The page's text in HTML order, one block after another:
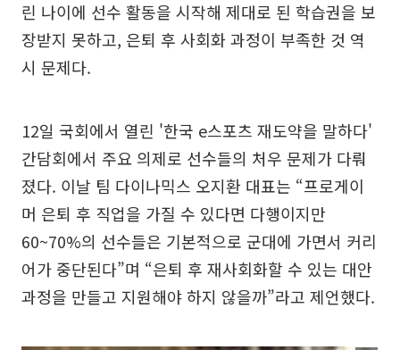
린 나이에 선수 활동을 시작해 제대로 된 학습권을 보
장받지 못하고, 은퇴 후 사회화 과정이 부족한 것 역
시 문제다.
12일 국회에서 열린 '한국 e스포츠 재도약을 말하다'
간담회에서 주요 의제로 선수들의 처우 문제가 다뤄
졌다. 이날 팀 다이나믹스 오지환 대표는 “프로게이
머 은퇴 후 직업을 가질 수 있다면 다행이지만
60~70%의 선수들은 기본적으로 군대에 가면서 커리
어가 중단된다”며 “은퇴 후 재사회화할 수 있는 대안
과정을 만들고 지원해야 하지 않을까”라고 제언했다.